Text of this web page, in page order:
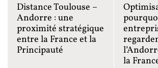
Distance Toulouse –
Andorre : une
proximité stratégique
entre la France et la
Principauté
la